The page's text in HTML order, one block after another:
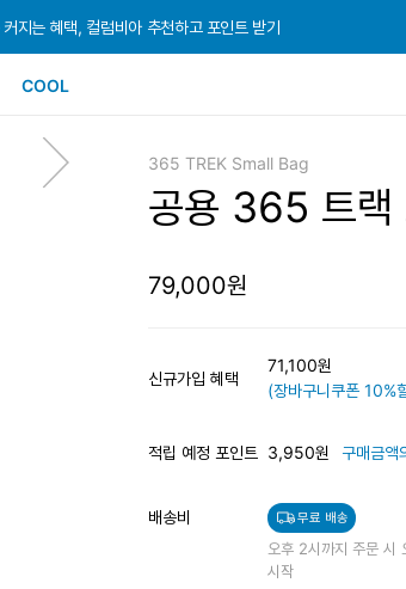
지는 혜택, 컬럼비아 추천하고 포인트 받기
지는 혜택, 컬럼비아 추천하고 포인트 받기
지는 혜택, 컬럼비아 추천하고 포인트 받기
COOL
365 TREK Small Bag
공용 365 트랙
79,000원
신규가입 혜택
71,100원
(장바구니쿠폰 10%
적립 예정 포인트 3,950원 구매금액
배송비 무료 배송
오후 2시까지 주문 시
시작